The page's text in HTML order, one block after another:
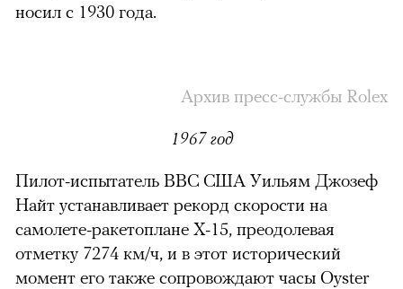
носил с 1930 года.
Архив пресс-службы Rolex
1967 год
Пилот-испытатель ВВС США Уильям Джозеф
Найт устанавливает рекорд скорости на
самолете-ракетоплане X-15, преодолевая
отметку 7274 км/ч, и в этот исторический
момент его также сопровождают часы Oyster